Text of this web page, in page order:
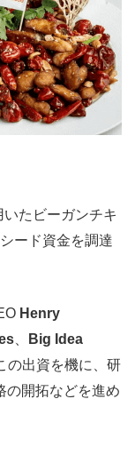
たビーガンチキ
ード資金を調達
Henry
Big Idea
の出資を機に、研
の開拓などを進め